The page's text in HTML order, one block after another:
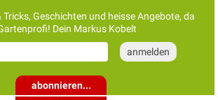
Tricks, Geschichten und heisse Angebote, da
Dein Markus Kobelt
abonnieren...